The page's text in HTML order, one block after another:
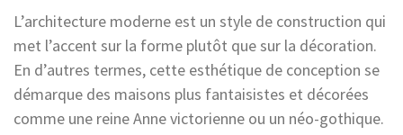
L’architecture moderne est un style de construction qui
met l’accent sur la forme plutôt que sur la décoration.
En d’autres termes, cette esthétique de conception se
démarque des maisons plus fantaisistes et décorées
comme une reine Anne victorienne ou un néo-gothique.